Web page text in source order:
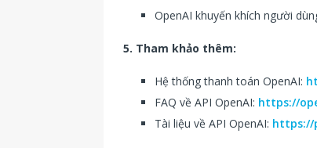
OpenAI khuyến khích người
5. Tham khảo thêm:
Hệ thống thanh toán OpenAI:
FAQ về API OpenAI: https://
Tài liệu về API OpenAI: https://